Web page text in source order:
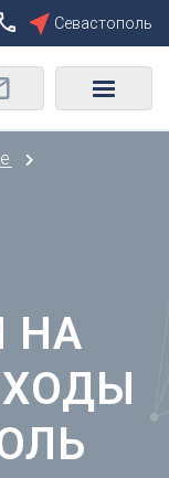
Сбросить
Севастополь
НА